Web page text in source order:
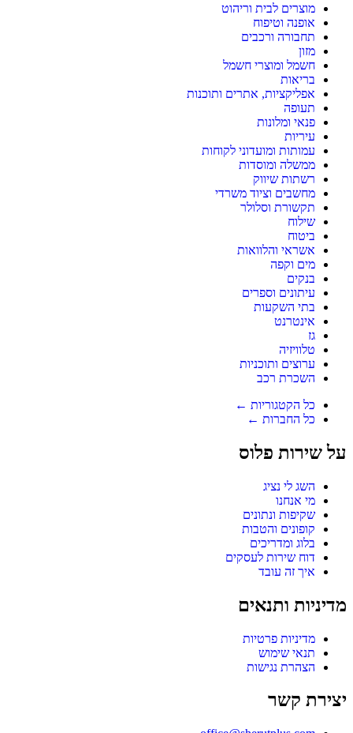
מוצרים לבית וריהוט
אופנה וטיפוח
תחבורה ורכבים
מזון
חשמל ומוצרי חשמל
בריאות
אפליקציות, אתרים ותוכנות
תעופה
פנאי ומלונות
עיריות
עמותות ומועדוני לקוחות
ממשלה ומוסדות
רשתות שיווק
מחשבים וציוד משרדי
תקשורת וסלולר
שילוח
ביטוח
אשראי והלוואות
מים וקפה
בנקים
עיתונים וספרים
בתי השקעות
אינטרנט
גז
טלוויזיה
ערוצים ותוכניות
השכרת רכב
כל הקטגוריות ←
כל החברות ←
על שירות פלוס
השג לי נציג
מי אנחנו
שקיפות ונתונים
קופונים והטבות
בלוג ומדריכים
דוח שירות לעסקים
איך זה עובד
מדיניות ותנאים
מדיניות פרטיות
תנאי שימוש
הצהרת נגישות
יצירת קשר